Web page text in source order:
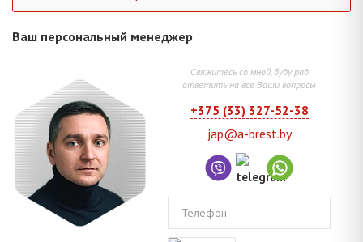
Ваш персональный менеджер
Свяжитесь со мной, буду рад
ответить на все Ваши вопросы
+375 (33) 327-52-38
jap@a-brest.by
Телефон